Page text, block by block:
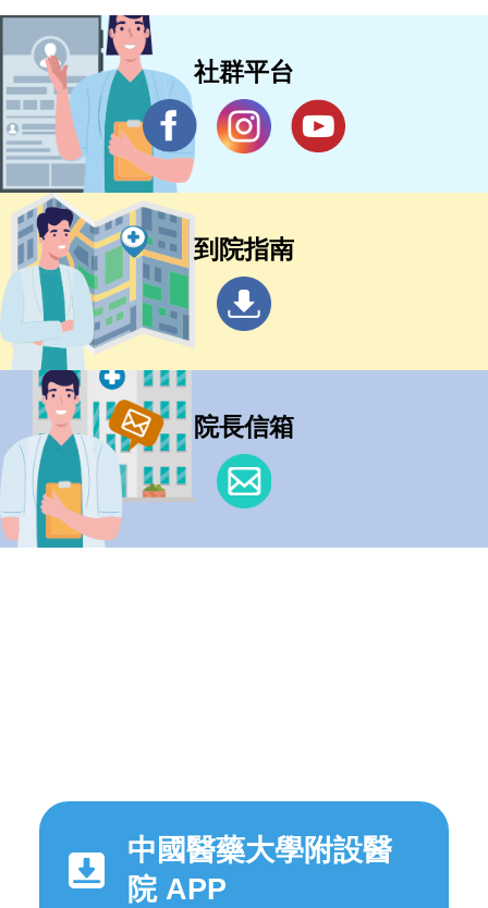
社群平台
到院指南
院長信箱
中國醫藥大學附設醫
院 APP